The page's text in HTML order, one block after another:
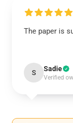
The paper is
S Sadie
Verified